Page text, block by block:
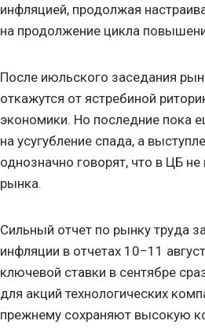
инфляцией, продолжая
на продолжение цикла
После июльского заседания
откажутся от ястребиной
экономики. Но последние пока
на усугубление спада, а
однозначно говорят, что в ЦБ
рынка.
Сильный отчет по рынку труда
инфляции в отчетах 10−11
ключевой ставки в сентябре
для акций технологических
прежнему сохраняют высокую